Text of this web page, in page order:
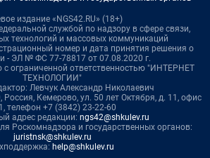
издание «NGS42.RU» (18+)
службой по надзору в сфере связи,
технологий и массовых коммуникаций
номер и дата принятия решения о
- ЭЛ № ФС 77-78817 от 07.08.2020 г.
с ограниченной ответственностью "ИНТЕРНЕТ
ТЕХНОЛОГИИ"
Левчук Александр Николаевич
Россия, Кемерово, ул. 50 лет Октября, д. 11, офис
телефон +7 (3842) 23-22-60
адрес редакции: ngs42@shkulev.ru
Роскомнадзора и государственных органов:
juristnsk@shkulev.ru
help@shkulev.ru